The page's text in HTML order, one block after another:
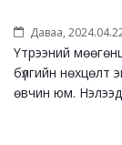
Даваа,
Үтрээний
бүлгийн нөхцөлт
өвчин юм.